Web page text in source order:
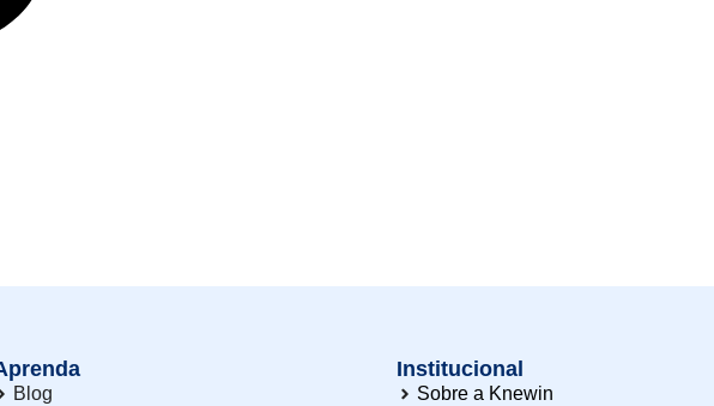
Blog
Institucional
Sobre a Knewin